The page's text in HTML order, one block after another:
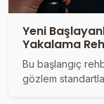
Yeni
Yakalama
Bu başlangıç
gözlem